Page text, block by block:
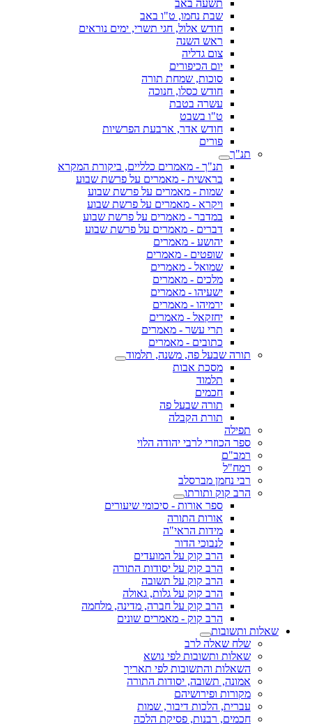
תשעה באב
שבת נחמו, ט"ו באב
חודש אלול, חגי תשרי, ימים נוראים
ראש השנה
צום גדליה
יום הכיפורים
סוכות, שמחת תורה
חודש כסלו, חנוכה
עשרה בטבת
ט"ו בשבט
חודש אדר, ארבעת הפרשיות
פורים
תנ"ך
תנ"ך - מאמרים כלליים, ביקורת המקרא
בראשית - מאמרים על פרשת שבוע
שמות - מאמרים על פרשת שבוע
ויקרא - מאמרים על פרשת שבוע
במדבר - מאמרים על פרשת שבוע
דברים - מאמרים על פרשת שבוע
יהושע - מאמרים
שופטים - מאמרים
שמואל - מאמרים
מלכים - מאמרים
ישעיהו - מאמרים
ירמיהו - מאמרים
יחזקאל - מאמרים
תרי עשר - מאמרים
כתובים - מאמרים
תורה שבעל פה, משנה, תלמוד
מסכת אבות
תלמוד
חכמים
תורה שבעל פה
תורת הקבלה
תפילה
ספר הכוזרי לרבי יהודה הלוי
רמב"ם
רמח"ל
רבי נחמן מברסלב
הרב קוק ותורתו
ספר אורות - סיכומי שיעורים
אורות התורה
מידות הראי"ה
לנבוכי הדור
הרב קוק על המועדים
הרב קוק על יסודות התורה
הרב קוק על תשובה
הרב קוק על גלות, גאולה
הרב קוק על חברה, מדינה, מלחמה
הרב קוק - מאמרים שונים
שאלות ותשובות
שלח שאלה לרב
שאלות ותשובות לפי נושא
השאלות והתשובות לפי תאריך
אמונה, תשובה, יסודות התורה
מקורות ופירושיהם
עברית, הלכות דיבור, שמות
חכמים, רבנות, פסיקת הלכה